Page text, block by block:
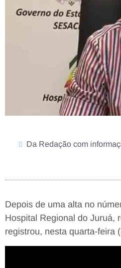
Da Redação com
Depois de uma alta no
Hospital Regional do Juruá,
registrou, nesta quarta-feira